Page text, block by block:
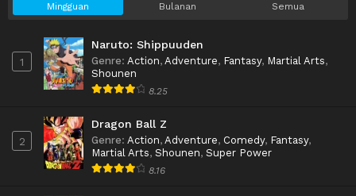
Mingguan Bulanan Semua
1
Naruto: Shippuuden
Genre: Action, Adventure, Fantasy, Martial Arts,
Shounen
8.25
2
Dragon Ball Z
Genre: Action, Adventure, Comedy, Fantasy,
Martial Arts, Shounen, Super Power
8.16